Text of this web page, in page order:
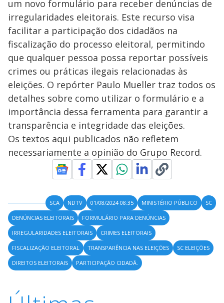
um novo formulário para receber denúncias de
irregularidades eleitorais. Este recurso visa
facilitar a participação dos cidadãos na
fiscalização do processo eleitoral, permitindo
que qualquer pessoa possa reportar possíveis
crimes ou práticas ilegais relacionadas às
eleições. O repórter Paulo Mueller traz todos os
detalhes sobre como utilizar o formulário e a
importância dessa ferramenta para garantir a
transparência e integridade das eleições.
Os textos aqui publicados não refletem
necessariamente a opinião do Grupo Record.
SCA NDTV 01/08/2024 08:35 MINISTÉRIO PÚBLICO
SC
DENÚNCIAS ELEITORAIS
FORMULÁRIO PARA DENÚNCIAS
IRREGULARIDADES ELEITORAIS
CRIMES ELEITORAIS
FISCALIZAÇÃO ELEITORAL
TRANSPARÊNCIA NAS ELEIÇÕES
SC ELEIÇÕES
DIREITOS ELEITORAIS
PARTICIPAÇÃO CIDADÃ.